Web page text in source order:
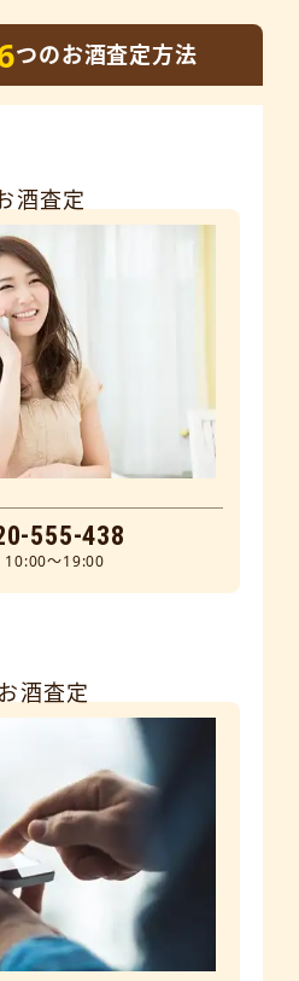
つのお酒査定方法
酒査定
555-438
10:00～19:00
酒査定